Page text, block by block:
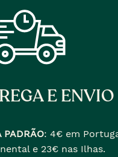
E ENVIO
PADRÃO: 4€ em
e 23€ nas Ilhas.